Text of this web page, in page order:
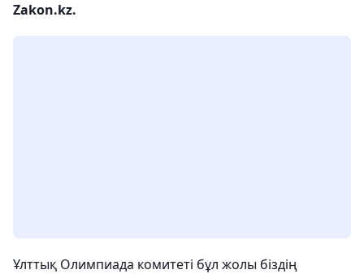
Zakon.kz.
Ұлттық Олимпиада комитеті бұл жолы біздің